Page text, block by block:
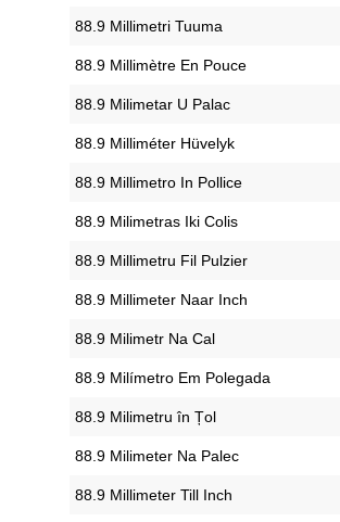
‎88.9 Millimetri Tuuma
‎88.9 Millimètre En Pouce
‎88.9 Milimetar U Palac
‎88.9 Milliméter Hüvelyk
‎88.9 Millimetro In Pollice
‎88.9 Milimetras Iki Colis
‎88.9 Millimetru Fil Pulzier
‎88.9 Millimeter Naar Inch
‎88.9 Milimetr Na Cal
‎88.9 Milímetro Em Polegada
‎88.9 Milimetru în Țol
‎88.9 Milimeter Na Palec
‎88.9 Millimeter Till Inch